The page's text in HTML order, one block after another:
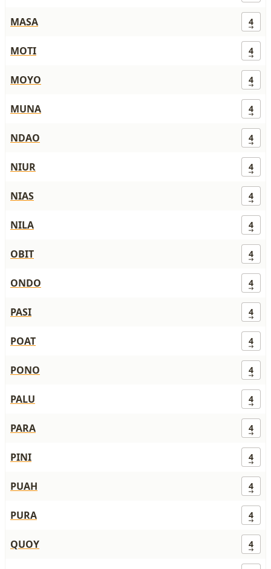
MASA 4
MOTI 4
MOYO 4
MUNA 4
NDAO 4
NIUR 4
NIAS 4
NILA 4
OBIT 4
ONDO 4
PASI 4
POAT 4
PONO 4
PALU 4
PARA 4
PINI 4
PUAH 4
PURA 4
QUOY 4